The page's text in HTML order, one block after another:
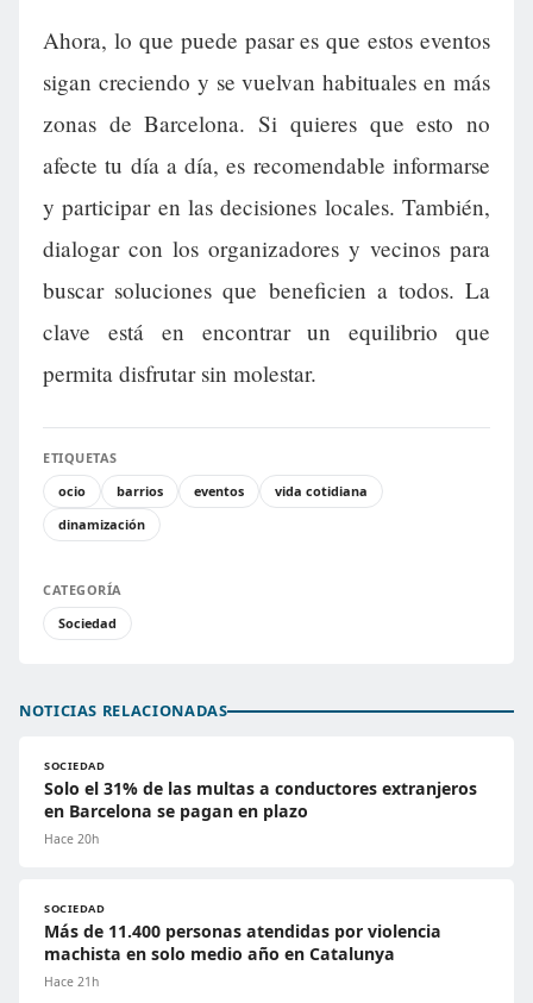
Ahora, lo que puede pasar es que estos eventos
sigan creciendo y se vuelvan habituales en más
zonas de Barcelona. Si quieres que esto no
afecte tu día a día, es recomendable informarse
y participar en las decisiones locales. También,
dialogar con los organizadores y vecinos para
buscar soluciones que beneficien a todos. La
clave está en encontrar un equilibrio que
permita disfrutar sin molestar.
ETIQUETAS
ocio
barrios eventos
vida cotidiana
dinamización
CATEGORÍA
Sociedad
NOTICIAS RELACIONADAS
SOCIEDAD
Solo el 31% de las multas a conductores extranjeros
en Barcelona se pagan en plazo
Hace 20h
SOCIEDAD
Más de 11.400 personas atendidas por violencia
machista en solo medio año en Catalunya
Hace 21h